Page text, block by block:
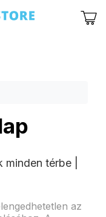
térbe |
az